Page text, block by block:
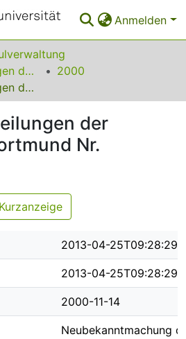
Anmelden
Amtliche Mitteilungen der Technischen Universität Dortmund
2000
Amtliche Mitteilungen der Universität Dortmund Nr. 14/2000
der
Nr.
Kurzanzeige
2013-04-25T09:28:29Z
2013-04-25T09:28:29Z
2000-11-14
Neubekanntmachung